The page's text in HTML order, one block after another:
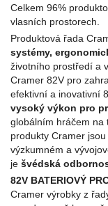
Celkem 96%
vlasních prostorech.
Produktová řada
systémy,
životního prostředí a
Cramer 82V pro
efektivní a inovativní
vysoký výkon pro
globálním hráčem na
produkty Cramer
výzkumném a
je švédská
82V BATERIOVÝ
Cramer výrobky z